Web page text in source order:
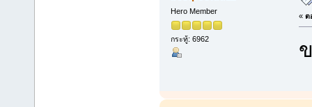
Hero Member
กระทู้: 6962
« ต